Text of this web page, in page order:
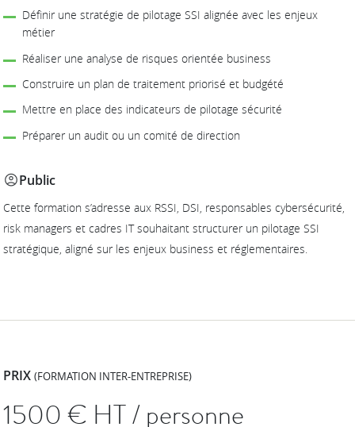
Définir une stratégie de pilotage SSI alignée avec les enjeux
métier
Réaliser une analyse de risques orientée business
Construire un plan de traitement priorisé et budgété
Mettre en place des indicateurs de pilotage sécurité
Préparer un audit ou un comité de direction
Public
Cette formation s’adresse aux RSSI, DSI, responsables cybersécurité,
risk managers et cadres IT souhaitant structurer un pilotage SSI
stratégique, aligné sur les enjeux business et réglementaires.
PRIX(FORMATION INTER-ENTREPRISE)
1500€ HT / personne